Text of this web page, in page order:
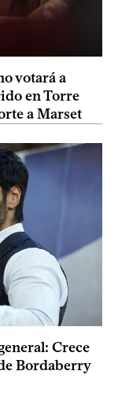
votará a
en Torre
a Marset
Crece
Bordaberry